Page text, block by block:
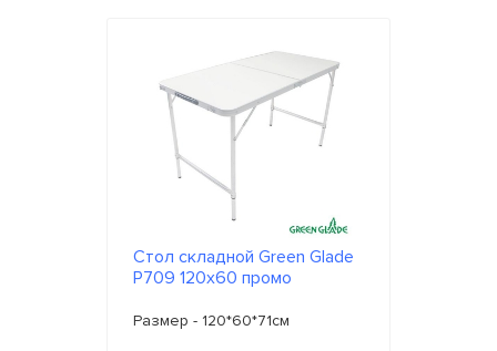
Стол складной Green Glade
P709 120х60 промо
Размер - 120*60*71см